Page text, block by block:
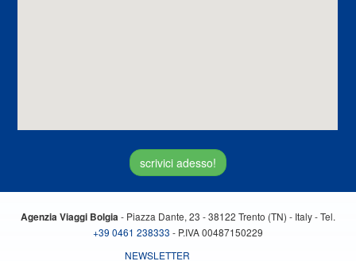
scrivici adesso!
Agenzia Viaggi Bolgia - Piazza Dante, 23 - 38122 Trento (TN) - Italy - Tel.
+39 0461 238333 - P.IVA 00487150229
NEWSLETTER